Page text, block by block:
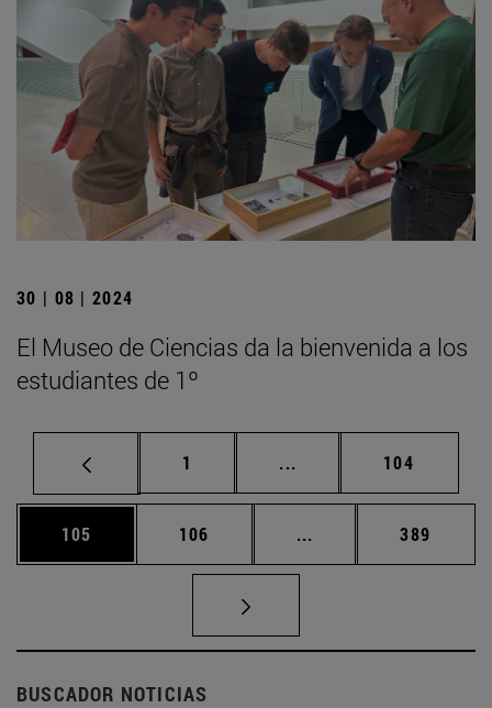
30 | 08 | 2024
El Museo de Ciencias da la bienvenida a los
estudiantes de 1º
Página
1 ... Páginas intermedias
Página
104
Página
105 Página
106 ... Páginas intermedias
Página
389
BUSCADOR NOTICIAS